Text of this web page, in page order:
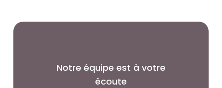
Notre équipe est à votre
écoute